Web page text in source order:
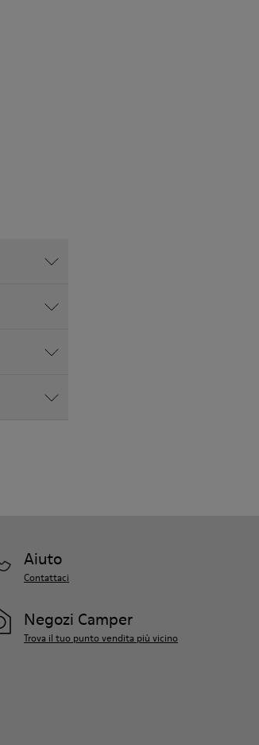
Aiuto
Contattaci
Negozi Camper
Trova il tuo punto vendita più vicino